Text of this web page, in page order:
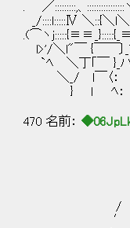
. ／:::::::::,、
_/::::l:::::Ⅳ ＼::{＼l
.(⌒ヽ
l>'/＼l"￣ {￣￣〕
`ﾍ ＼丁｢￣ }_
＼_/ l￣〈：
} ｌ ﾍ
470 名前：
.， ´
／ ⌒
´ /: ‘
/ / }
′ iﾊ